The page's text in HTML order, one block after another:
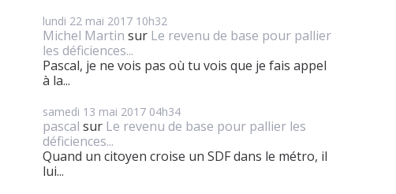
lundi 22 mai 2017 10h32
Michel Martin sur Le revenu de base pour pallier
les déficiences...
Pascal, je ne vois pas où tu vois que je fais appel
à la...
samedi 13 mai 2017 04h34
pascal sur Le revenu de base pour pallier les
déficiences...
Quand un citoyen croise un SDF dans le métro, il
lui...